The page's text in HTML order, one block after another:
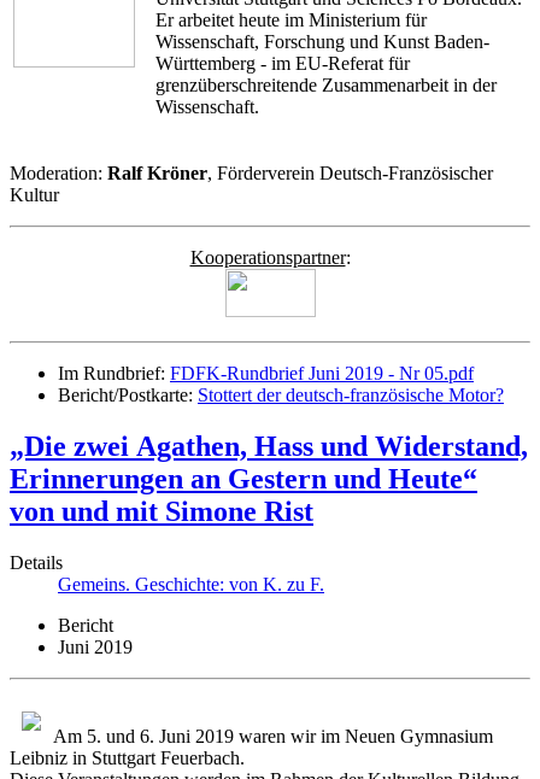
Er arbeitet heute im Ministerium für
Wissenschaft, Forschung und Kunst Baden-
Württemberg - im EU-Referat für
grenzüberschreitende Zusammenarbeit in der
Wissenschaft.
Moderation: Ralf Kröner, Förderverein Deutsch-Französischer
Kultur
Kooperationspartner:
Im Rundbrief: FDFK-Rundbrief Juni 2019 - Nr 05.pdf
Bericht/Postkarte: Stottert der deutsch-französische Motor?
„Die zwei Agathen, Hass und Widerstand,
Erinnerungen an Gestern und Heute“
von und mit Simone Rist
Details
Gemeins. Geschichte: von K. zu F.
Bericht
Juni 2019
Am 5. und 6. Juni 2019 waren wir im Neuen Gymnasium
Leibniz in Stuttgart Feuerbach.